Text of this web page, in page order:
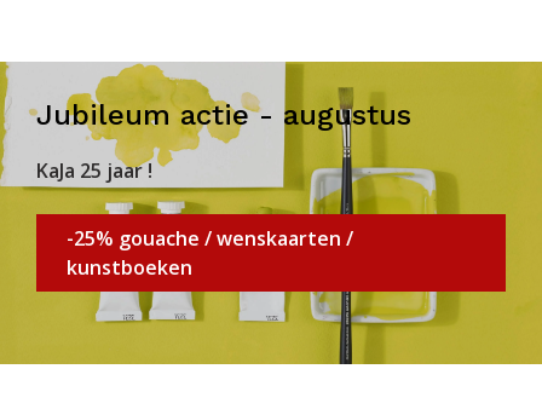
Jubileum actie - augustus
KaJa 25 jaar !
-25% gouache / wenskaarten /
kunstboeken